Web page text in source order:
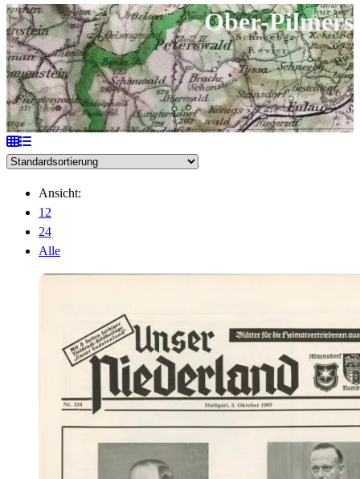
durchsuchen
Ober-Pilmers
Ansicht:
12
24
Alle